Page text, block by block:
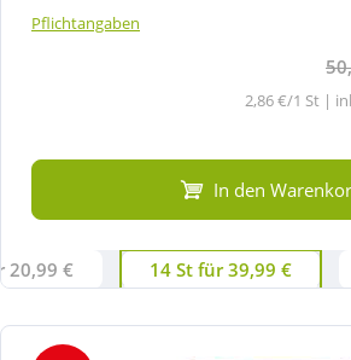
Pflichtangaben
2,86 €/1 St |
In den
20,99 € 14 St für 39,99 €